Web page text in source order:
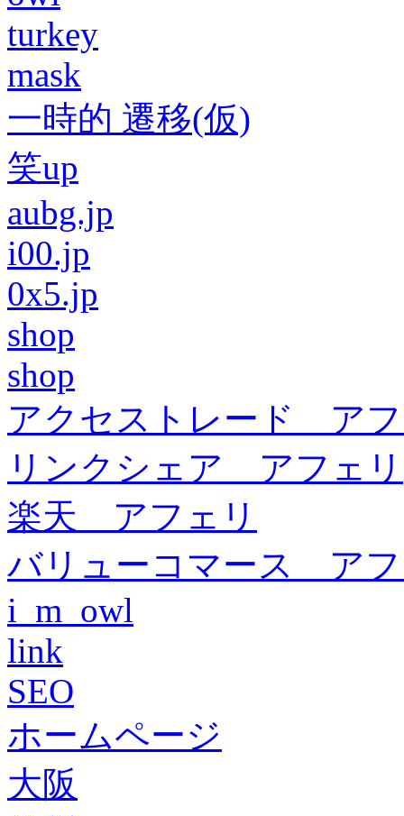
turkey
mask
一時的 遷移(仮)
笑up
aubg.jp
i00.jp
0x5.jp
shop
shop
アクセストレード ア
リンクシェア アフェリ
楽天 アフェリ
バリューコマース ア
i_m_owl
link
SEO
ホームページ
大阪